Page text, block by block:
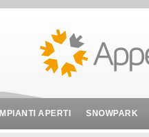
IMPIANTI APERTI SNOWPARK